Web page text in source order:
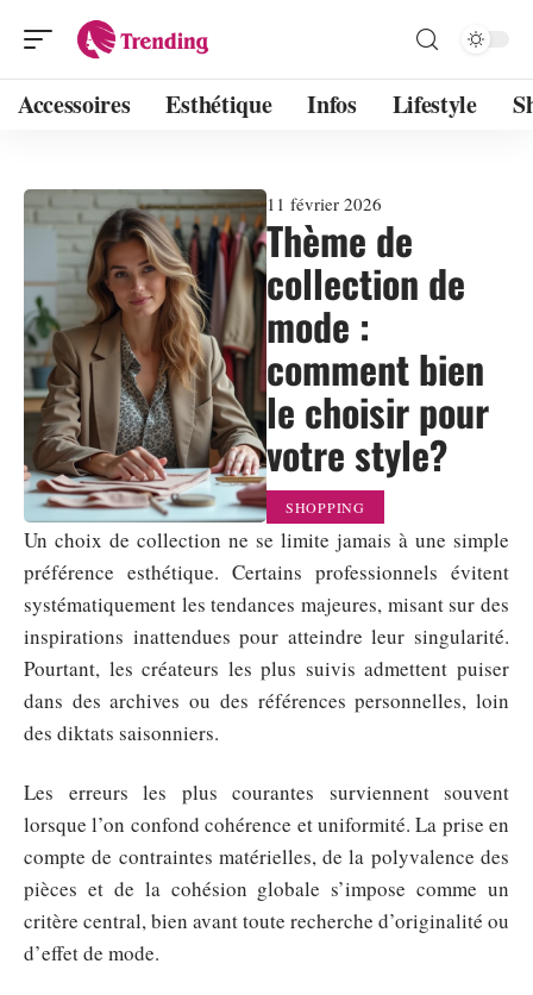
Accessoires Esthétique Infos Lifestyle
11 février 2026
Thème de
collection de
mode :
comment bien
le choisir pour
votre style?
SHOPPING
Un choix de collection ne se limite jamais à une simple
préférence esthétique. Certains professionnels évitent
systématiquement les tendances majeures, misant sur des
inspirations inattendues pour atteindre leur singularité.
Pourtant, les créateurs les plus suivis admettent puiser
dans des archives ou des références personnelles, loin
des diktats saisonniers.
Les erreurs les plus courantes surviennent souvent
lorsque l’on confond cohérence et uniformité. La prise en
compte de contraintes matérielles, de la polyvalence des
pièces et de la cohésion globale s’impose comme un
critère central, bien avant toute recherche d’originalité ou
d’effet de mode.